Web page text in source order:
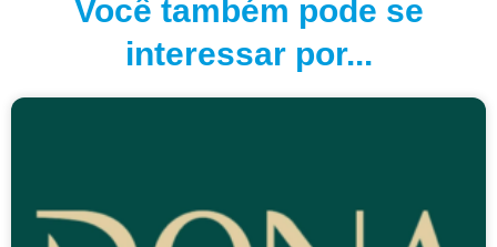
Você também pode se
interessar por...